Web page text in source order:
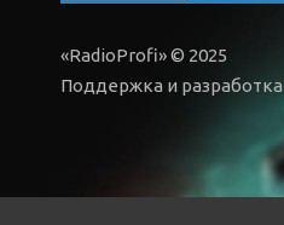
«RadioProfi» © 2025
Поддержка и разработка